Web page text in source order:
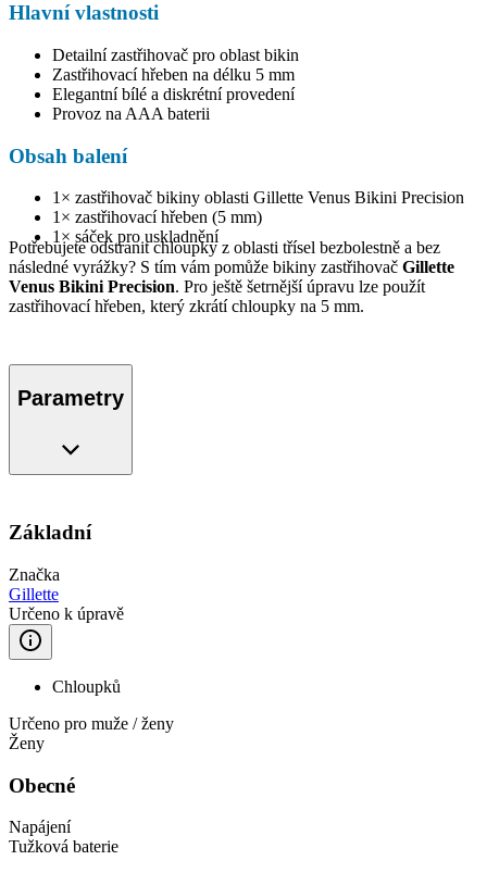
Hlavní vlastnosti
Detailní zastřihovač pro oblast bikin
Zastřihovací hřeben na délku 5 mm
Elegantní bílé a diskrétní provedení
Provoz na AAA baterii
Obsah balení
1× zastřihovač bikiny oblasti Gillette Venus Bikini Precision
1× zastřihovací hřeben (5 mm)
1× sáček pro uskladnění
Potřebujete odstranit chloupky z oblasti třísel bezbolestně a bez
následné vyrážky? S tím vám pomůže bikiny zastřihovač Gillette
Venus Bikini Precision. Pro ještě šetrnější úpravu lze použít
zastřihovací hřeben, který zkrátí chloupky na 5 mm.
Parametry
Základní
Značka
Gillette
Určeno k úpravě
Chloupků
Určeno pro muže / ženy
Ženy
Obecné
Napájení
Tužková baterie